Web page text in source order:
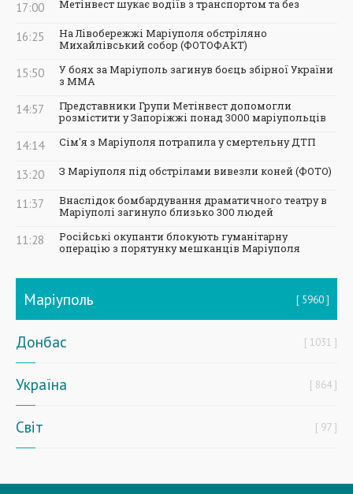
17:00 Метінвест шукає водіїв з транспортом та без
16:25
На Лівобережжі Маріуполя обстріляно
Михайлівський собор (ФОТОФАКТ)
15:50
У боях за Маріуполь загинув боєць збірної України
з ММА
14:57
Представники Групи Метінвест допомогли
розмістити у Запоріжжі понад 3000 маріупольців
14:14 Сім'я з Маріуполя потрапила у смертельну ДТП
13:20 З Маріуполя під обстрілами вивезли коней (ФОТО)
11:37
Внаслідок бомбардування драматичного театру в
Маріуполі загинуло близько 300 людей
11:28
Російські окупанти блокують гуманітарну
операцію з порятунку мешканців Маріуполя
Маріуполь 5960
Донбас 1031
Україна 864
Світ 97